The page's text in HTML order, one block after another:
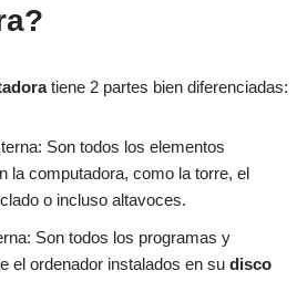
tiene 2 partes bien diferenciadas:
Son todos los elementos
la computadora, como la torre, el
o incluso altavoces.
Son todos los programas y
el ordenador instalados en su disco